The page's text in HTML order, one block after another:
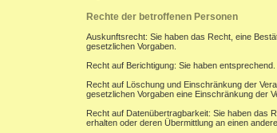
Rechte der betroffenen Personen
Auskunftsrecht: Sie haben das Recht, eine
gesetzlichen Vorgaben.
Recht auf Berichtigung: Sie haben
Recht auf Löschung und Einschränkung der
gesetzlichen Vorgaben eine Einschränkung der
Recht auf Datenübertragbarkeit: Sie haben das
erhalten oder deren Übermittlung an einen